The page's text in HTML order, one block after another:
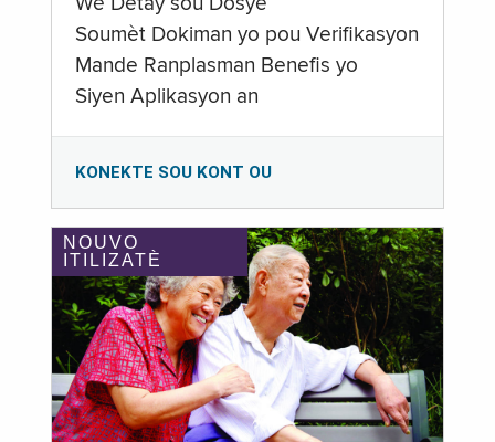
Wè Detay sou Dosye
Soumèt Dokiman yo pou Verifikasyon
Mande Ranplasman Benefis yo
Siyen Aplikasyon an
KONEKTE SOU KONT OU
NOUVO
ITILIZATÈ